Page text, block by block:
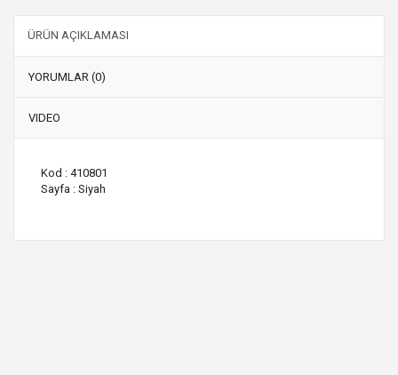
ÜRÜN AÇIKLAMASI
YORUMLAR (0)
VIDEO
Kod : 410801
Sayfa : Siyah